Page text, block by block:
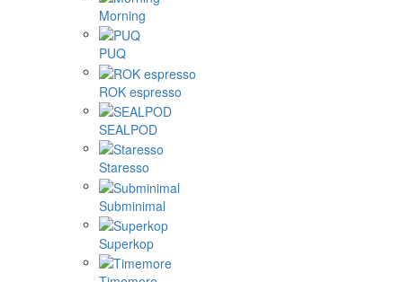
Morning
PUQ
ROK espresso
SEALPOD
Staresso
Subminimal
Superkop